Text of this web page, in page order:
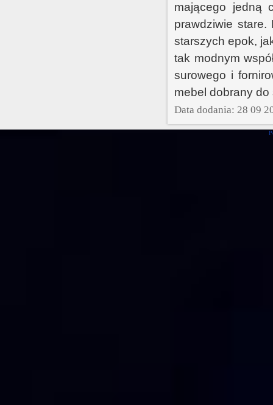
mającego jedną
prawdziwie
starszych epok,
tak modnym
surowego i
mebel dobrany
Data dodania: 28 09